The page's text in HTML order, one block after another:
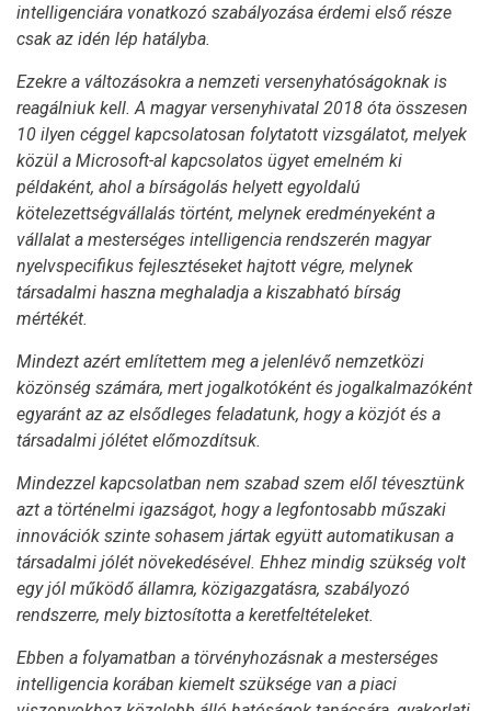
intelligenciára vonatkozó szabályozása érdemi első része
csak az idén lép hatályba.
Ezekre a változásokra a nemzeti versenyhatóságoknak is
reagálniuk kell. A magyar versenyhivatal 2018 óta összesen
10 ilyen céggel kapcsolatosan folytatott vizsgálatot, melyek
közül a Microsoft-al kapcsolatos ügyet emelném ki
példaként, ahol a bírságolás helyett egyoldalú
kötelezettségvállalás történt, melynek eredményeként a
vállalat a mesterséges intelligencia rendszerén magyar
nyelvspecifikus fejlesztéseket hajtott végre, melynek
társadalmi haszna meghaladja a kiszabható bírság
mértékét.
Mindezt azért említettem meg a jelenlévő nemzetközi
közönség számára, mert jogalkotóként és jogalkalmazóként
egyaránt az az elsődleges feladatunk, hogy a közjót és a
társadalmi jólétet előmozdítsuk.
Mindezzel kapcsolatban nem szabad szem elől tévesztünk
azt a történelmi igazságot, hogy a legfontosabb műszaki
innovációk szinte sohasem jártak együtt automatikusan a
társadalmi jólét növekedésével. Ehhez mindig szükség volt
egy jól működő államra, közigazgatásra, szabályozó
rendszerre, mely biztosította a keretfeltételeket.
Ebben a folyamatban a törvényhozásnak a mesterséges
intelligencia korában kiemelt szüksége van a piaci